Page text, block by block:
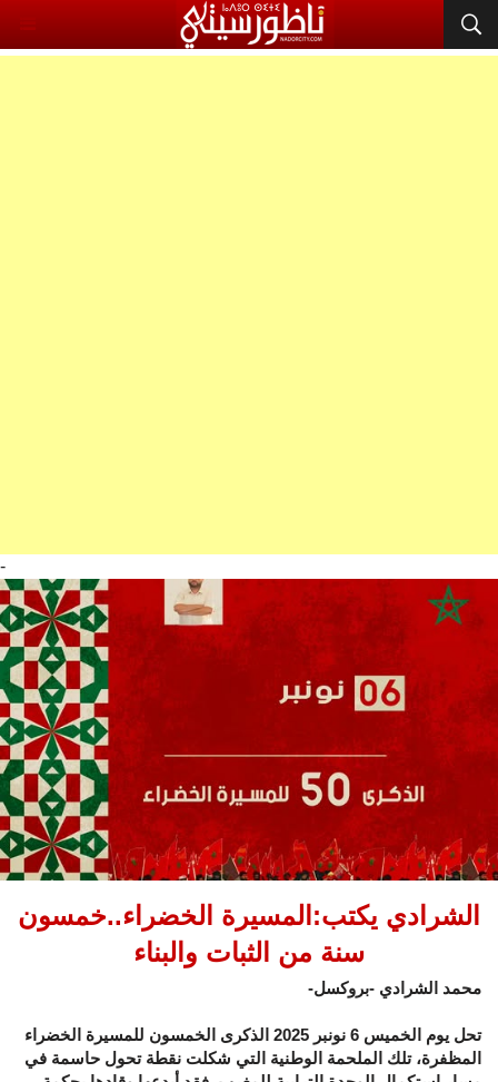
-
الشرادي يكتب:المسيرة الخضراء..خمسون
سنة من الثبات والبناء
محمد الشرادي -بروكسل-
تحل يوم الخميس 6 نونبر 2025 الذكرى الخمسون للمسيرة الخضراء
المظفرة، تلك الملحمة الوطنية التي شكلت نقطة تحول حاسمة في